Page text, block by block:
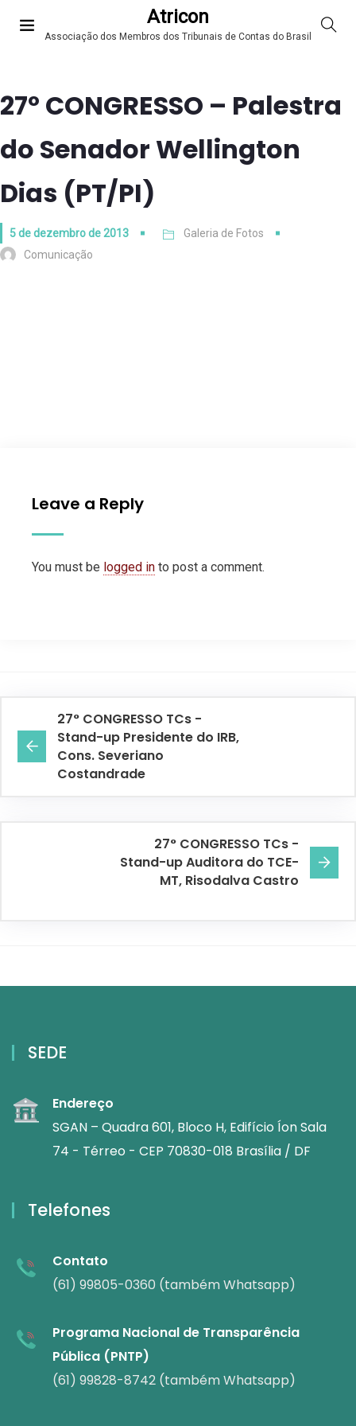
Atricon
Associação dos Membros dos Tribunais de Contas do Brasil
27º CONGRESSO – Palestra
do Senador Wellington
Dias (PT/PI)
5 de dezembro de 2013
Galeria de Fotos
Comunicação
Leave a Reply
You must be logged in to post a comment.
27° CONGRESSO TCs -
Stand-up Presidente do IRB,
Cons. Severiano
Costandrade
27° CONGRESSO TCs -
Stand-up Auditora do TCE-
MT, Risodalva Castro
SEDE
Endereço
SGAN – Quadra 601, Bloco H, Edifício Íon Sala
74 - Térreo - CEP 70830-018 Brasília / DF
Telefones
Contato
(61) 99805-0360 (também Whatsapp)
Programa Nacional de Transparência
Pública (PNTP)
(61) 99828-8742 (também Whatsapp)